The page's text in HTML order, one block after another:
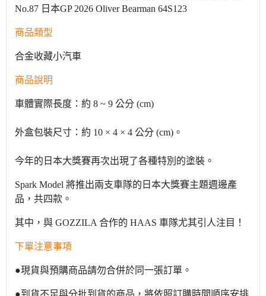
No.87 日本GP 2026 Oliver Bearman 64S123
商品類型
合金收藏小汽車
商品說明
車體實際長度：約 8 ~ 9 公分 (cm)
外盒包裝尺寸：約 10 × 4 × 4 公分 (cm)。
今年的日本大獎賽再次出現了各種特別的塗裝。
Spark Model 將推出兩支車隊的日本大獎賽主題週邊產
品，共四款。
其中，與 GOZZILA 合作的 HAAS 車隊尤其引人注目！
下單注意事項
●現貨與預購商品請勿合併於同一張訂單。
●到貨不足與分批到貨的商品，將依照訂購時間順序安排